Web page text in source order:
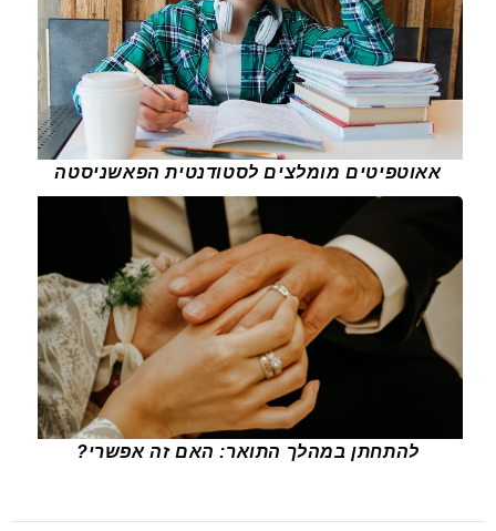
אאוטפיטים מומלצים לסטודנטית הפאשניסטה
להתחתן במהלך התואר: האם זה אפשרי?